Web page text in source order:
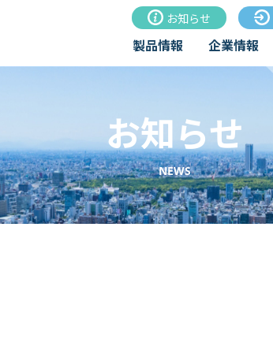
お知らせ
製品情報 企業情報
お知らせ
NEWS